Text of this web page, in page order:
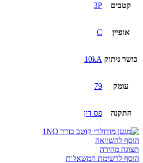
קטבים 3P
אופיין C
כושר ניתוק 10kA
עומק 79
התקנה פס דין
הוסף להשוואה
תצוגה מהירה
הוסף לרשימת המשאלות